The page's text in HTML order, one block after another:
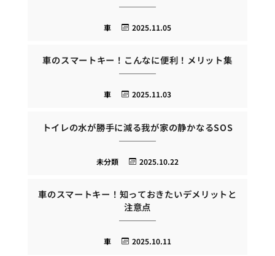
2025.11.05
車
車のスマートキー！こんなに便利！メリット集
2025.11.03
車
トイレの水が勝手に減る我が家の静かなるSOS
2025.10.22
未分類
車のスマートキー！知っておきたいデメリットと
注意点
2025.10.11
車